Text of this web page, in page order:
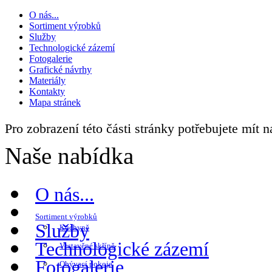
O nás...
Sortiment výrobků
Služby
Technologické zázemí
Fotogalerie
Grafické návrhy
Materiály
Kontakty
Mapa stránek
Pro zobrazení této části stránky potřebujete mít
Naše nabídka
O nás...
Sortiment výrobků
Kuchyně
Vestavěné skříně
Obývací pokoje
Služby
Technologické zázemí
Fotogalerie